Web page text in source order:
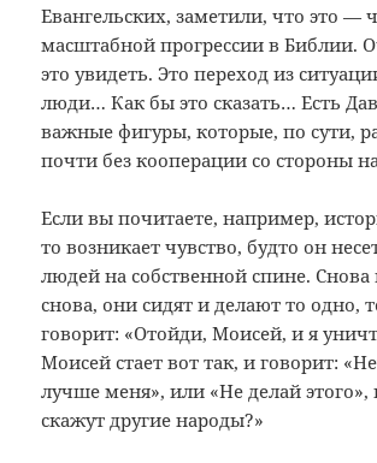
Евангельских, заметили, что это —
масштабной прогрессии в Библии.
это увидеть. Это переход из
люди… Как бы это сказать… Есть
важные фигуры, которые, по сути,
почти без кооперации со стороны
Если вы почитаете, например,
то возникает чувство, будто он
людей на собственной спине. Снова
снова, они сидят и делают то одно,
говорит: «Отойди, Моисей, и я
Моисей стает вот так, и говорит:
лучше меня», или «Не делай этого»,
скажут другие народы?»